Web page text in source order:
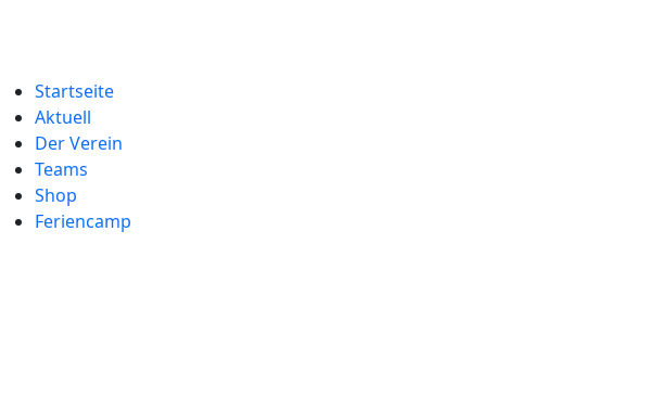
Startseite
Aktuell
Der Verein
Teams
Shop
Feriencamp